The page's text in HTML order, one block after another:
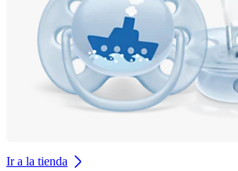
Ir a la tienda